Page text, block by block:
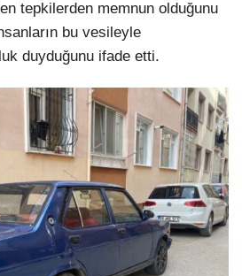
tepkilerden memnun olduğunu
bu vesileyle
duyduğunu ifade etti.